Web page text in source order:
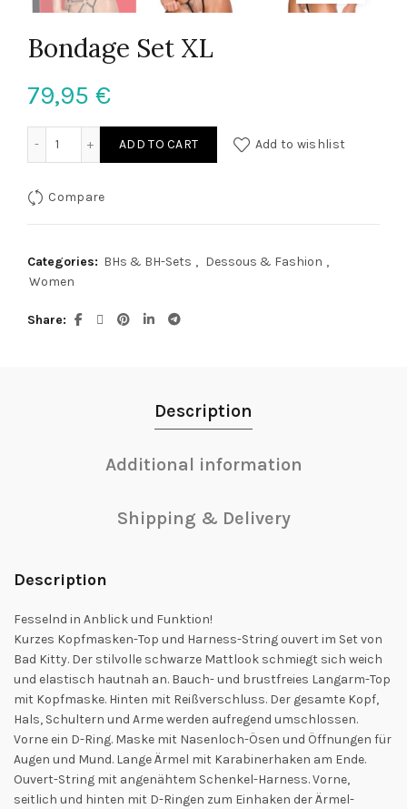
Bondage Set XL
79,95 €
ADD TO CART Add to wishlist
Compare
Categories: BHs & BH-Sets , Dessous & Fashion ,
Women
Share
Description
Additional information
Shipping & Delivery
Description
Fesselnd in Anblick und Funktion!
Kurzes Kopfmasken-Top und Harness-String ouvert im Set von
Bad Kitty. Der stilvolle schwarze Mattlook schmiegt sich weich
und elastisch hautnah an. Bauch- und brustfreies Langarm-Top
mit Kopfmaske. Hinten mit Reißverschluss. Der gesamte Kopf,
Hals, Schultern und Arme werden aufregend umschlossen.
Vorne ein D-Ring. Maske mit Nasenloch-Ösen und Öffnungen für
Augen und Mund. Lange Ärmel mit Karabinerhaken am Ende.
Ouvert-String mit angenähtem Schenkel-Harness. Vorne,
seitlich und hinten mit D-Ringen zum Einhaken der Ärmel-